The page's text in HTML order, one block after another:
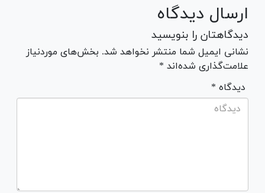
ارسال دیدگاه
دیدگاهتان را بنویسید
نشانی ایمیل شما منتشر نخواهد شد. بخش‌های موردنیاز
علامت‌گذاری شده‌اند *
* دیدگاه